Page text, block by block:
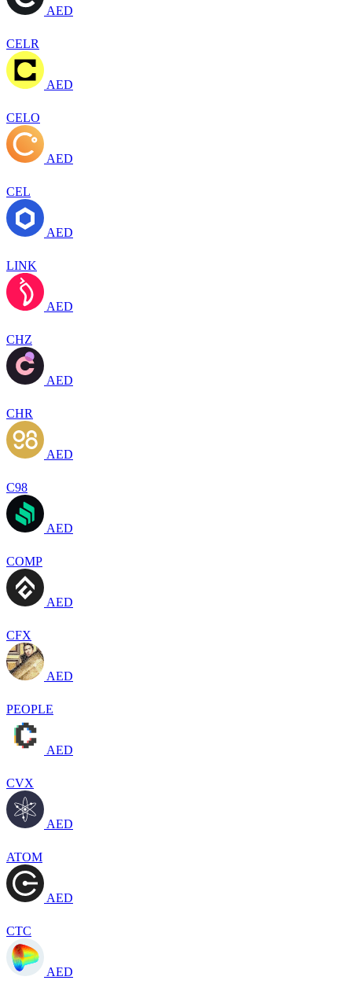
AED
CELR
AED
CELO
AED
CEL
AED
LINK
AED
CHZ
AED
CHR
AED
C98
AED
COMP
AED
CFX
AED
PEOPLE
AED
CVX
AED
ATOM
AED
CTC
AED